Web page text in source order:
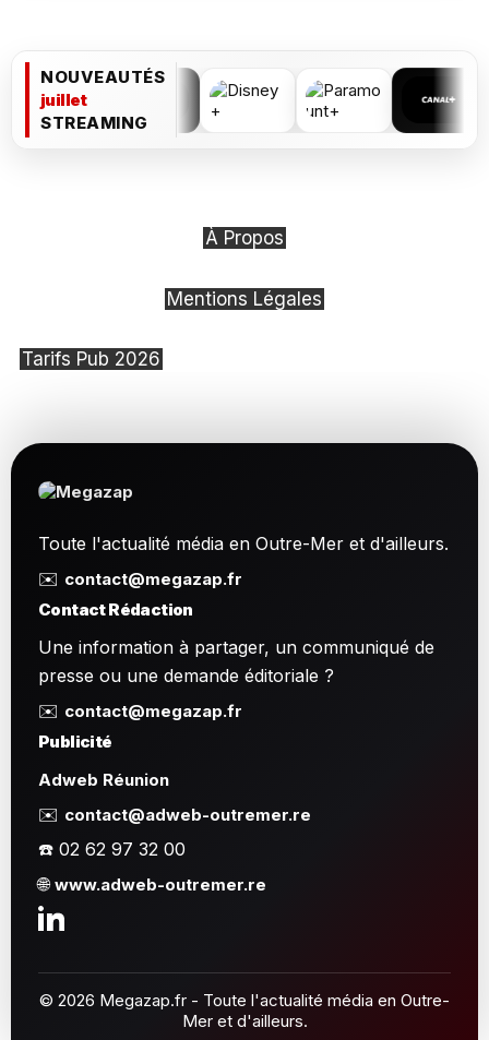
NOUVEAUTÉS
juillet
STREAMING
À Propos
Mentions Légales
Tarifs Pub 2026
Toute l'actualité média en Outre-Mer et d'ailleurs.
✉️ contact@megazap.fr
Contact Rédaction
Une information à partager, un communiqué de
presse ou une demande éditoriale ?
✉️ contact@megazap.fr
Publicité
Adweb Réunion
✉️ contact@adweb-outremer.re
☎️ 02 62 97 32 00
🌐www.adweb-outremer.re
© 2026 Megazap.fr - Toute l'actualité média en Outre-
Mer et d'ailleurs.